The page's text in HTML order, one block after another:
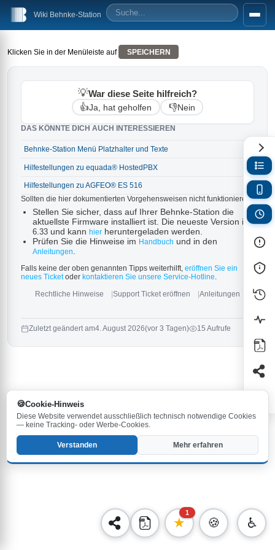
♿
🍪
Cookie-Hinweis
Diese Website verwendet ausschließlich technisch notwendige Cookies
— keine Tracking- oder Werbe-Cookies.
Verstanden Mehr erfahren
★
1
Wiki Behnke-Station
Klicken Sie in der Menüleiste auf SPEICHERN
💡War diese Seite hilfreich?
👍Ja, hat geholfen 👎Nein
DAS KÖNNTE DICH AUCH INTERESSIEREN
Behnke-Station Menü Platzhalter und Texte
Hilfestellungen zu equada® HostedPBX →
Hilfestellungen zu AGFEO® ES 516
→
Sollten die hier dokumentierten Vorgehensweisen nicht funktionieren:
Stellen Sie sicher, dass auf Ihrer Behnke-Station die
aktuellste Firmware installiert ist. Die neueste Version ist
6.33 und kannhier heruntergeladen werden.
Prüfen Sie die Hinweise im Handbuch und in den
Anleitungen.
Falls keine der oben genannten Tipps weiterhilft,eröffnen Sie ein
neues Ticketoderkontaktieren Sie unsere Service-Hotline
Rechtliche Hinweise Support Ticket eröffnen Anleitungen
Zuletzt geändert am4. August 2026(vor 3 Tagen) 15 Aufrufe